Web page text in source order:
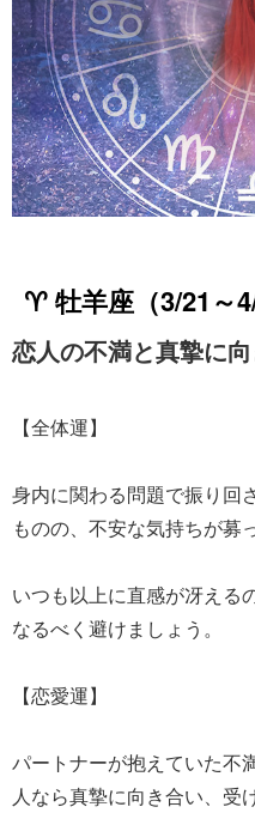
♈ 牡羊座（3/21～4/
恋人の不満と真摯に
【全体運】
身内に関わる問題で振り回
ものの、不安な気持ちが募
いつも以上に直感が冴える
なるべく避けましょう。
【恋愛運】
パートナーが抱えていた不
人なら真摯に向き合い、受